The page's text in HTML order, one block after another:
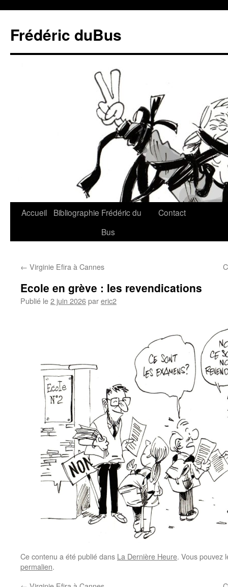
Frédéric duBus
Accueil Bibliographie Frédéric du
Bus
Contact
← Virginie Efira à Cannes
Ecole en grève : les revendications
Publié le2 juin 2026pareric2
Ce contenu a été publié dans La Dernière Heure. Vous pouvez
permalien.